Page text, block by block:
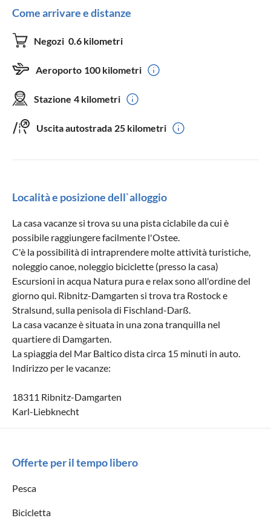
Come arrivare e distanze
Negozi 0.6 kilometri
Aeroporto 100 kilometri
Stazione 4 kilometri
Uscita autostrada 25 kilometri
Località e posizione dell`alloggio
La casa vacanze si trova su una pista ciclabile da cui è
possibile raggiungere facilmente l'Ostee.
C'è la possibilità di intraprendere molte attività turistiche,
noleggio canoe, noleggio biciclette (presso la casa)
Escursioni in acqua Natura pura e relax sono all'ordine del
giorno qui. Ribnitz-Damgarten si trova tra Rostock e
Stralsund, sulla penisola di Fischland-Darß.
La casa vacanze è situata in una zona tranquilla nel
quartiere di Damgarten.
La spiaggia del Mar Baltico dista circa 15 minuti in auto.
Indirizzo per le vacanze:
18311 Ribnitz-Damgarten
Karl-Liebknecht
Offerte per il tempo libero
Pesca
Bicicletta